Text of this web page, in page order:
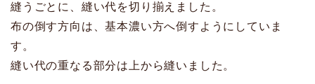
縫うごとに、縫い代を切り揃えました。
布の倒す方向は、基本濃い方へ倒すようにしていま
す。
縫い代の重なる部分は上から縫いました。